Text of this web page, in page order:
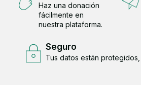
Haz una donación
fácilmente en
nuestra plataforma.
Seguro
Tus datos están